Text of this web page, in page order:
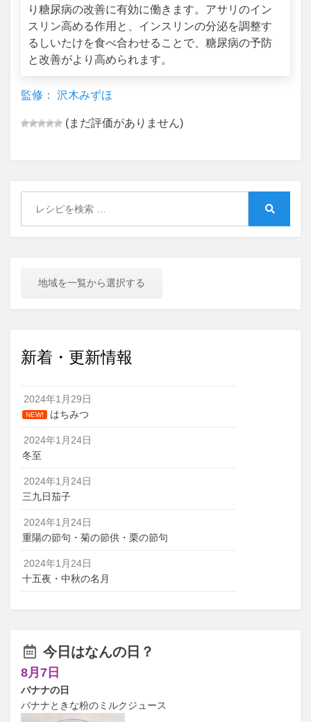
り糖尿病の改善に有効に働きます。アサリのイン
スリン高める作用と、インスリンの分泌を調整す
るしいたけを食べ合わせることで、糖尿病の予防
と改善がより高められます。
監修： 沢木みずほ
(まだ評価がありません)
地域を一覧から選択する
新着・更新情報
2024年1月29日
NEW! はちみつ
2024年1月24日
冬至
2024年1月24日
三九日茄子
2024年1月24日
重陽の節句・菊の節供・栗の節句
2024年1月24日
十五夜・中秋の名月
今日はなんの日？
8月7日
バナナの日
バナナときな粉のミルクジュース